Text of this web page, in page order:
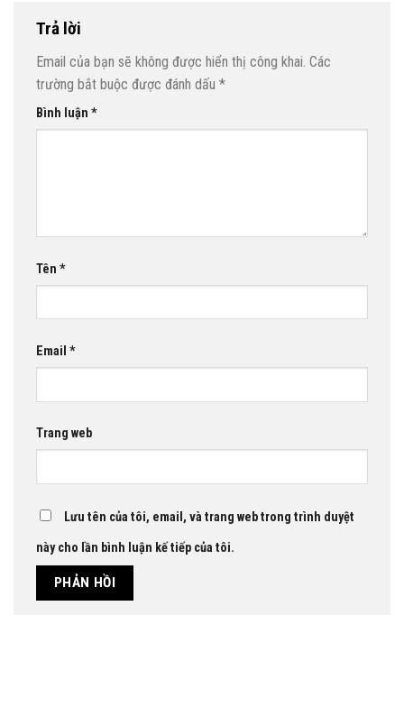
Trả lời
Email của bạn sẽ không được hiển thị công khai. Các
trường bắt buộc được đánh dấu *
Bình luận *
Tên *
Email *
Trang web
Lưu tên của tôi, email, và trang web trong trình duyệt
này cho lần bình luận kế tiếp của tôi.